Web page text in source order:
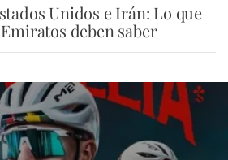
Unidos e Irán: Lo que
deben saber